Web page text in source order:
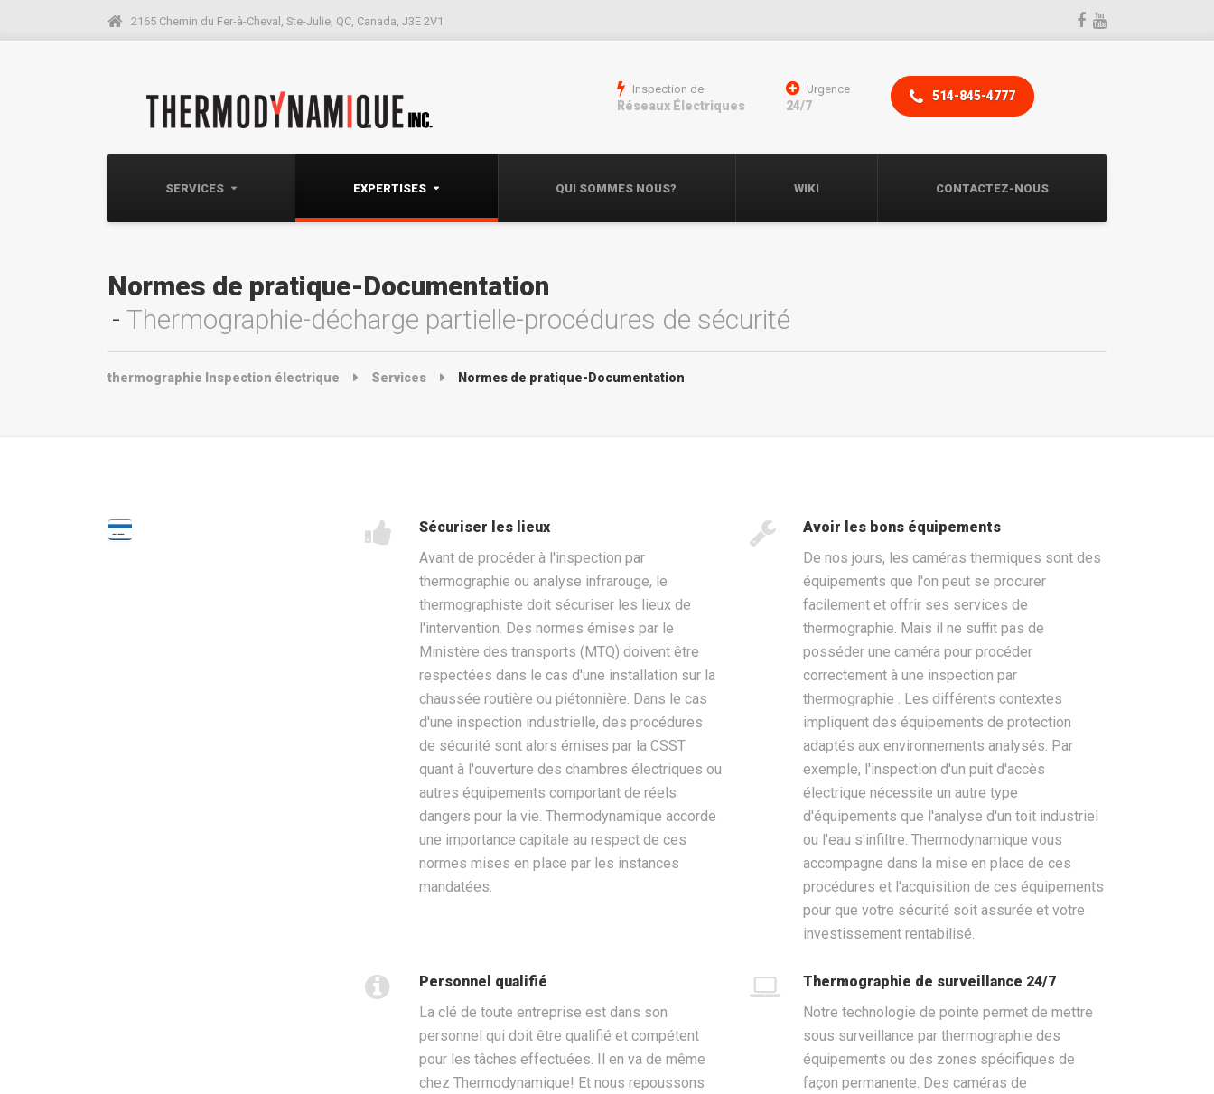
2165 Chemin du Fer-à-Cheval, Ste-Julie, QC, Canada, J3E 2V1
SERVICES EXPERTISES QUI SOMMES NOUS? WIKI CONTACTEZ-NOUS
Inspection de
Réseaux Électriques
Urgence
24/7
514-845-4777
Normes de pratique-Documentation
Thermographie-décharge partielle-procédures de sécurité
thermographie Inspection électrique Services Normes de pratique-Documentation
Sécuriser les lieux
Avant de procéder à l'inspection par
thermographie ou analyse infrarouge, le
thermographiste doit sécuriser les lieux de
l'intervention. Des normes émises par le
Ministère des transports (MTQ) doivent être
respectées dans le cas d'une installation sur la
chaussée routière ou piétonnière. Dans le cas
d'une inspection industrielle, des procédures
de sécurité sont alors émises par la CSST
quant à l'ouverture des chambres électriques ou
autres équipements comportant de réels
dangers pour la vie. Thermodynamique accorde
une importance capitale au respect de ces
normes mises en place par les instances
mandatées.
Avoir les bons équipements
De nos jours, les caméras thermiques sont des
équipements que l'on peut se procurer
facilement et offrir ses services de
thermographie. Mais il ne suffit pas de
posséder une caméra pour procéder
correctement à une inspection par
thermographie . Les différents contextes
impliquent des équipements de protection
adaptés aux environnements analysés. Par
exemple, l'inspection d'un puit d'accès
électrique nécessite un autre type
d'équipements que l'analyse d'un toit industriel
ou l'eau s'infiltre. Thermodynamique vous
accompagne dans la mise en place de ces
procédures et l'acquisition de ces équipements
pour que votre sécurité soit assurée et votre
investissement rentabilisé.
Personnel qualifié
La clé de toute entreprise est dans son
personnel qui doit être qualifié et compétent
pour les tâches effectuées. Il en va de même
chez Thermodynamique! Et nous repoussons
Thermographie de surveillance 24/7
Notre technologie de pointe permet de mettre
sous surveillance par thermographie des
équipements ou des zones spécifiques de
façon permanente. Des caméras de